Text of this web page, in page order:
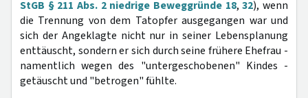
StGB § 211 Abs. 2 niedrige Beweggründe 18,32), wenn
die Trennung von dem Tatopfer ausgegangen war und
sich der Angeklagte nicht nur in seiner Lebensplanung
enttäuscht, sondern er sich durch seine frühere Ehefrau -
namentlich wegen des "untergeschobenen" Kindes -
getäuscht und "betrogen" fühlte.